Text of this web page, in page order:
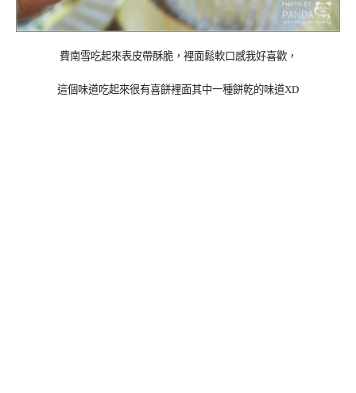
費南雪吃起來表皮帶酥脆，裡面鬆軟口感我好喜歡，
這個味道吃起來很有喜餅裡面其中一種餅乾的味道XD